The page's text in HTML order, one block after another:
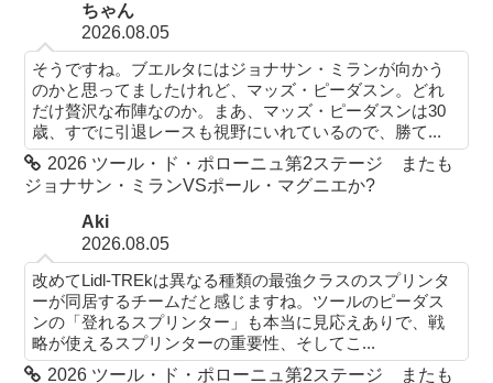
ちゃん
2026.08.05
そうですね。ブエルタにはジョナサン・ミランが向かう
のかと思ってましたけれど、マッズ・ピーダスン。どれ
だけ贅沢な布陣なのか。まあ、マッズ・ピーダスンは30
歳、すでに引退レースも視野にいれているので、勝て...
2026 ツール・ド・ポローニュ第2ステージ またも
ジョナサン・ミランVSポール・マグニエか?
Aki
2026.08.05
改めてLidl-TREkは異なる種類の最強クラスのスプリンタ
ーが同居するチームだと感じますね。ツールのピーダス
ンの「登れるスプリンター」も本当に見応えありで、戦
略が使えるスプリンターの重要性、そしてこ...
2026 ツール・ド・ポローニュ第2ステージ またも